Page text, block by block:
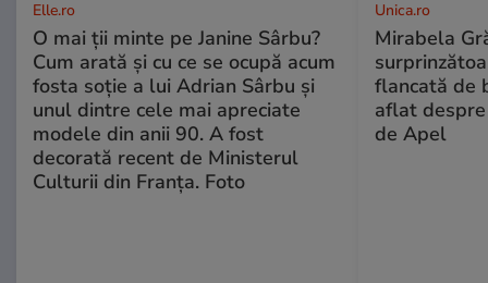
Elle.ro
O mai ții minte pe Janine Sârbu?
Cum arată și cu ce se ocupă acum
fosta soție a lui Adrian Sârbu și
unul dintre cele mai apreciate
modele din anii 90. A fost
decorată recent de Ministerul
Culturii din Franța. Foto
Unica.ro
Mirabela
flancată de
aflat
de Apel